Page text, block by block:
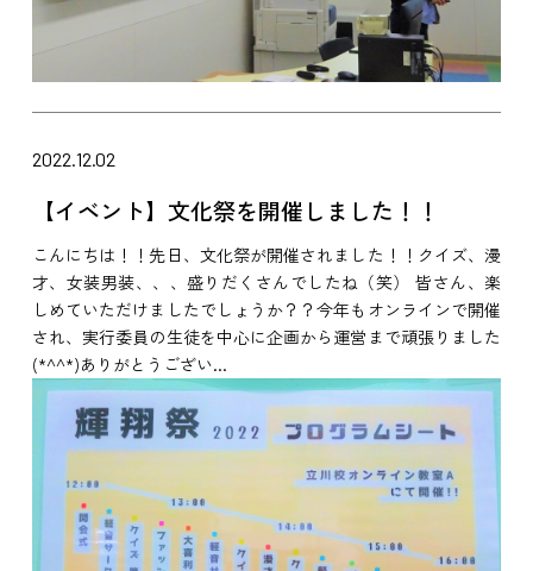
2022.12.02
【イベント】文化祭を開催しました！！
こんにちは！！先日、文化祭が開催されました！！クイズ、漫
才、女装男装、、、盛りだくさんでしたね（笑） 皆さん、楽
しめていただけましたでしょうか？？今年もオンラインで開催
され、実行委員の生徒を中心に企画から運営まで頑張りました
(*^^*)ありがとうござい...